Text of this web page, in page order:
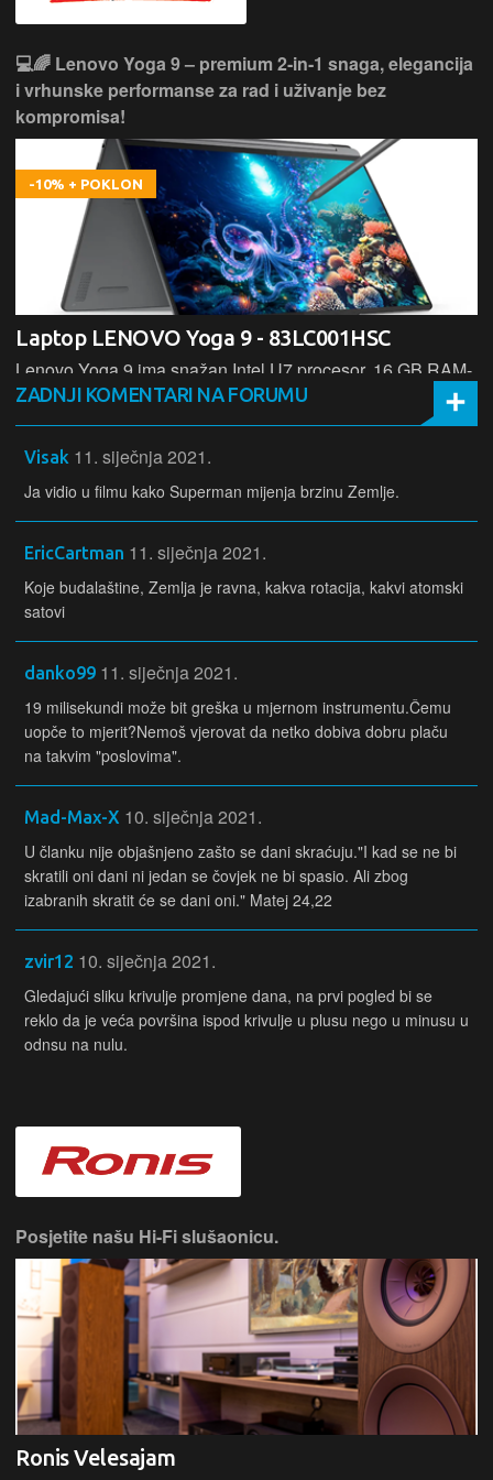
💻🌈 Lenovo Yoga 9 – premium 2‑in‑1 snaga, elegancija
i vrhunske performanse za rad i uživanje bez
kompromisa!
-10% + POKLON
Laptop LENOVO Yoga 9 - 83LC001HSC
Lenovo Yoga 9 ima snažan Intel U7 procesor, 16 GB RAM-
a i 1 TB SSD za brz i pouzdan rad, uz 14" zaslon i
fleksibilni 2‑u‑1 dizajn koji omogućuje korištenje kao laptop
ili tablet za maksimalnu produktivnost i mobilnost.
2069,99 € 2299,99 €
💻🌈 Fleksibilan i elegantan, Lenovo IdeaPad 5 2‑in‑1
savršen je za rad, kreativu i svakodnevnu
produktivnost u svakom načinu korištenja.
-10% + POKLON
Laptop LENOVO IdeaPad 5 2-in-1 -
83KR006BSC
Lenovo IdeaPad 5 2‑in‑1 nudi svestranost uz 360° dizajn
koji omogućuje korištenje kao laptop ili tablet. Opremljen je
Intel U5 procesorom, 16 GB RAM-a i prostranim 1 TB
SSD‑om za brz i učinkovit rad, dok 14" zaslon pruža
odlično iskustvo za rad, kreativne zadatke i svakodnevnu
upotrebu.
donosi vrhunske performanse za gaming i zahtjevne
zadatke bez kompromisa.
-100 € + POKLON
Laptop LENOVO LOQ 15AHP10 - 83JG002WSC
Lenovo LOQ 15AHP10 kombinira Ryzen 5 procesor, 16 GB
RAM-a i 1 TB SSD za brz rad i dovoljno prostora. Uz
Nvidia RTX 5050 grafiku pruža odlično gaming iskustvo i
ZADNJI KOMENTARI NA FORUMU
Visak 11. siječnja 2021.
Ja vidio u filmu kako Superman mijenja brzinu Zemlje.
EricCartman 11. siječnja 2021.
Koje budalaštine, Zemlja je ravna, kakva rotacija, kakvi atomski
satovi
danko99 11. siječnja 2021.
19 milisekundi može bit greška u mjernom instrumentu.Čemu
uopče to mjerit?Nemoš vjerovat da netko dobiva dobru plaču
na takvim "poslovima".
Mad-Max-X 10. siječnja 2021.
U članku nije objašnjeno zašto se dani skraćuju."I kad se ne bi
skratili oni dani ni jedan se čovjek ne bi spasio. Ali zbog
izabranih skratit će se dani oni." Matej 24,22
zvir12 10. siječnja 2021.
Gledajući sliku krivulje promjene dana, na prvi pogled bi se
reklo da je veća površina ispod krivulje u plusu nego u minusu u
odnsu na nulu.
Posjetite našu Hi-Fi slušaonicu.
Ronis Velesajam